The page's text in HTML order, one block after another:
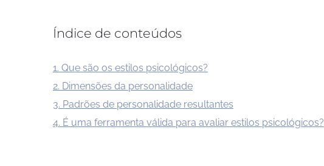
Índice de conteúdos
1. Que são os estilos psicológicos?
2. Dimensões da personalidade
3. Padrões de personalidade resultantes
4. É uma ferramenta válida para avaliar estilos psicológicos?